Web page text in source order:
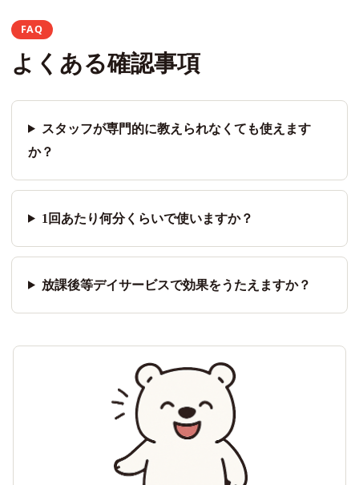
FAQ
よくある確認事項
スタッフが専門的に教えられなくても使えます
か？
1回あたり何分くらいで使いますか？
放課後等デイサービスで効果をうたえますか？